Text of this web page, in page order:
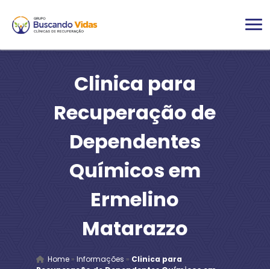
Clinica para
Recuperação de
Dependentes
Químicos em
Ermelino
Matarazzo
Home» Informações » Clinica para